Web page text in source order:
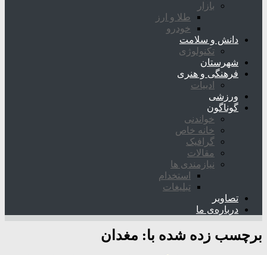
بازار
طلا و ارز
خودرو
دانش و سلامت
تکنولوژی
شهرستان
فرهنگی و هنری
ادبیات
ورزشی
گوناگون
خواندنی
خانه خاص
گرافیک
مقالات
نیازمندی ها
استخدام
تبلیغات
تصاویر
درباره‌ی ما
برچسب زده شده با: مغدان